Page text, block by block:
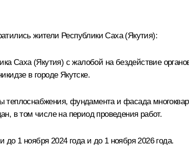
жители Республики Саха (Якутия):
Саха (Якутия) с жалобой на бездействие
в городе Якутске.
фундамента и фасада
в том числе на период проведения работ.
1 ноября 2024 года и до 1 ноября 2026 года.